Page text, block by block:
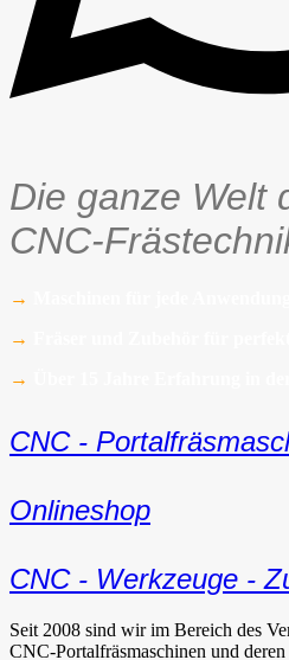
Die ganze Welt
CNC-
→
→
→
CNC -
Onlineshop
CNC - Werkzeuge -
Seit 2008 sind wir im Bereich des
CNC-Portalfräsmaschinen und